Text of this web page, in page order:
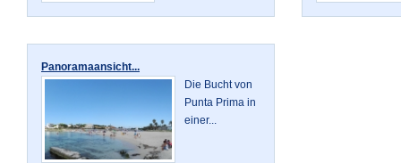
Panoramaansicht...
Die Bucht von
Punta Prima in
einer...